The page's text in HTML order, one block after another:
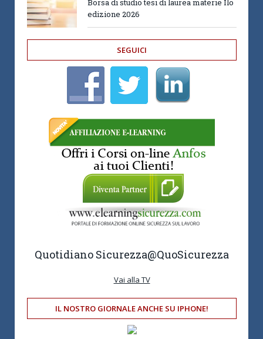
Borsa di studio tesi di laurea materie Ilo
edizione 2026
SEGUICI
Quotidiano Sicurezza@QuoSicurezza
Vai alla TV
IL NOSTRO GIORNALE ANCHE SU IPHONE!